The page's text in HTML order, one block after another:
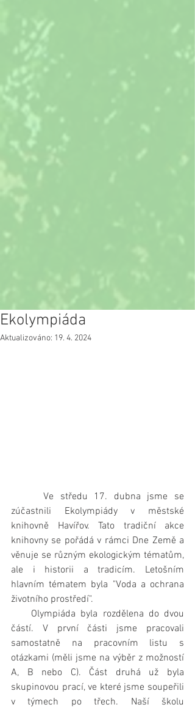
Ekolympiáda
Aktualizováno: 19. 4. 2024
zúčastnili Ekolympiády v městské
knihovně Havířov. Tato tradiční akce
knihovny se pořádá v rámci Dne Země a
věnuje se různým ekologickým tématům,
ale i historii a tradicím. Letošním
hlavním tématem byla "Voda a ochrana
životního prostředí".
částí. V první části jsme pracovali
samostatně na pracovním listu s
otázkami (měli jsme na výběr z možností
A, B nebo C). Část druhá už byla
skupinovou prací, ve které jsme soupeřili
v týmech po třech. Naší školu